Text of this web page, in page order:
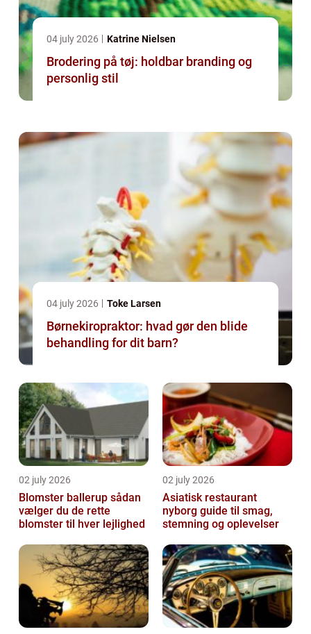
04 july 2026 Katrine Nielsen
Brodering på tøj: holdbar branding og
personlig stil
04 july 2026 Toke Larsen
Børnekiropraktor: hvad gør den blide
behandling for dit barn?
02 july 2026
Blomster ballerup sådan
vælger du de rette
blomster til hver lejlighed
02 july 2026
Asiatisk restaurant
nyborg guide til smag,
stemning og oplevelser